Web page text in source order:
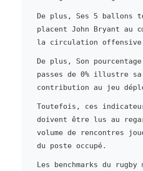
De plus, Ses 5 ballons
placent John Bryant au
la circulation
De plus, Son
passes de 0% illustre sa
contribution au jeu
Toutefois, ces
doivent être lus au
volume de rencontres
du poste occupé.
Les benchmarks du rugby